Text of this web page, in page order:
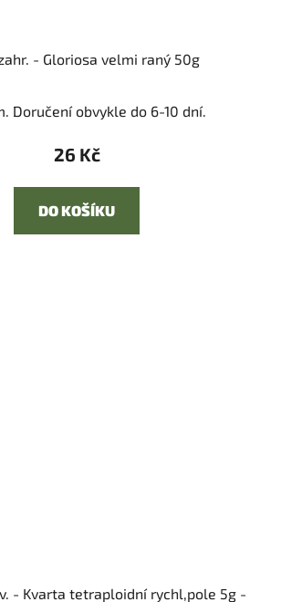
- Gloriosa velmi raný 50g
Doručení obvykle do 6-10 dní.
26 Kč
DO KOŠÍKU
- Kvarta tetraploidní rychl,pole 5g -